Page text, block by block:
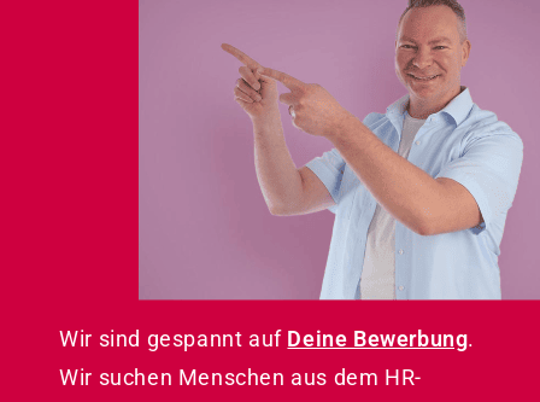
Wir sind gespannt auf Deine Bewerbung.
Wir suchen Menschen aus dem HR-